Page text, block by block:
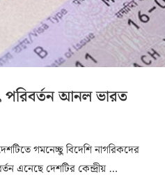
পরিবর্তন আনল ভারত
গমনেচ্ছু বিদেশি নাগরিকদের
এনেছে দেশটির কেন্দ্রীয় …